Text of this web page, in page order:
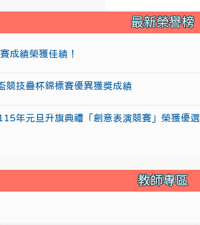
最新榮譽榜
成績榮獲佳績！
技疊杯錦標賽優異獲獎成績
年元旦升旗典禮「創意表演競賽」榮獲優選
教師專區